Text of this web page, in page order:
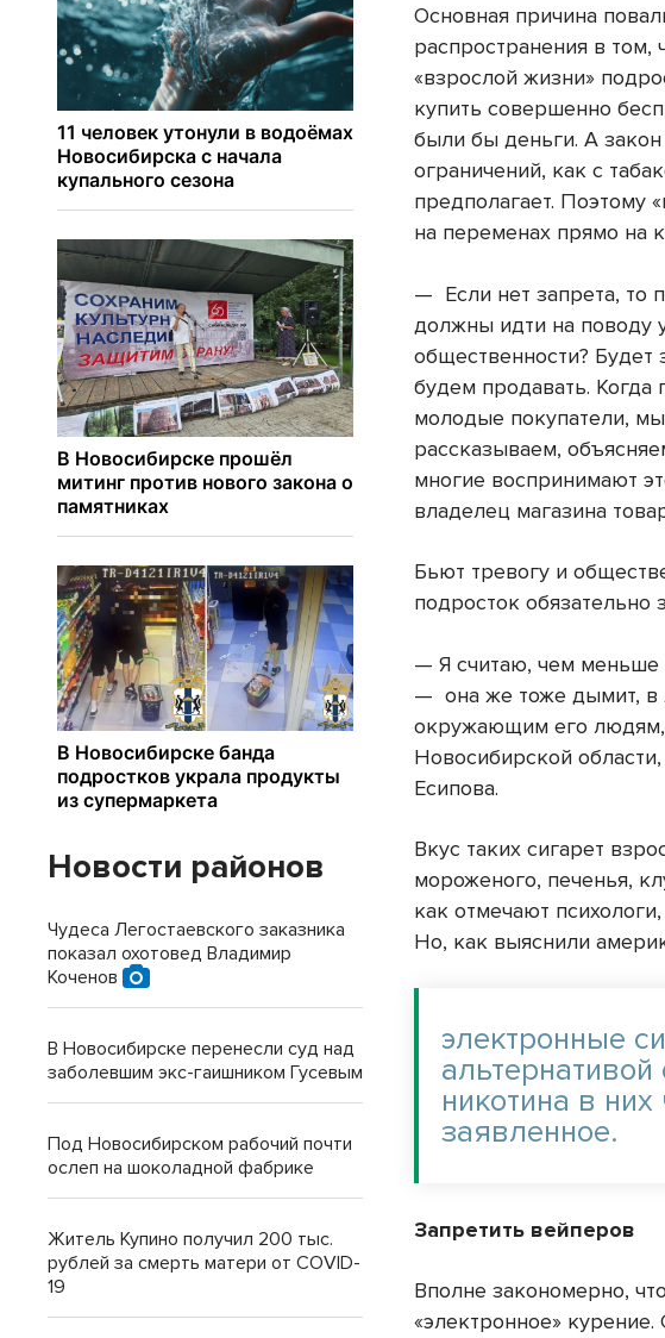
Основная причина
распространения в том,
«взрослой жизни»
купить совершенно
были бы деньги. А
ограничений, как с
предполагает. Поэтому
на переменах прямо на
— Если нет запрета, то
должны идти на поводу
общественности?
будем продавать. Когда
молодые покупатели,
рассказываем,
многие воспринимают
владелец магазина
Бьют тревогу и
подросток обязательно
— Я считаю, чем меньше
— она же тоже дымит, в
окружающим его
Новосибирской
Есипова.
Вкус таких сигарет
мороженого, печенья,
как отмечают
Но, как выяснили
электронные
никотина в
заявленное.
Запретить вейперов
Вполне закономерно,
«электронное»
Новости районов
Чудеса Легостаевского заказника
показал охотовед Владимир
Коченов
В Новосибирске перенесли суд над
заболевшим экс-гаишником Гусевым
Под Новосибирском рабочий почти
ослеп на шоколадной фабрике
Житель Купино получил 200 тыс.
рублей за смерть матери от COVID-
19